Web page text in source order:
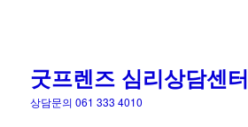
굿프렌즈 심리상담센터
상담문의 061 333 4010